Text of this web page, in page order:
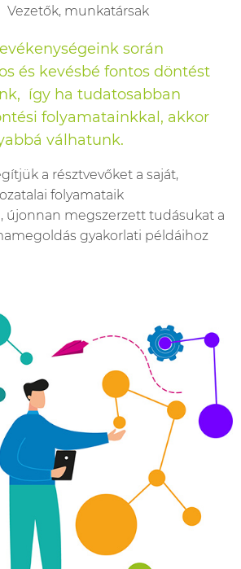
Vezetők, munkatársak
során
és kevésbé fontos döntést
így ha tudatosabban
folyamatainkkal, akkor
válhatunk.
a résztvevőket a saját,
folyamataik
újonnan megszerzett tudásukat a
gyakorlati példáihoz